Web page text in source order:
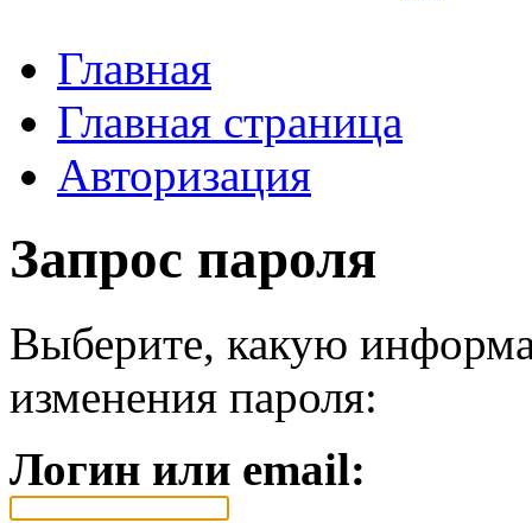
Главная
Главная страница
Авторизация
Запрос пароля
Выберите, какую
изменения пароля:
Логин или email: